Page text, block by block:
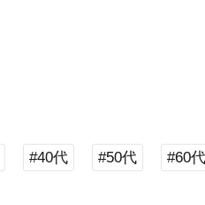
#40代 #50代 #60